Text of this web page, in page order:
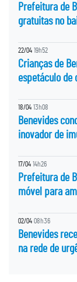
Prefeitura de
gratuitas no
22/04 19h52
Crianças de
espetáculo de
18/04 13h08
Benevides
inovador de
17/04 14h26
Prefeitura de
móvel para
02/04 08h36
Benevides
na rede de